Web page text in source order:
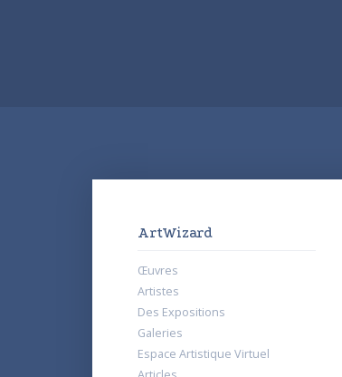
ArtWizard
Œuvres
Artistes
Des Expositions
Galeries
Espace Artistique Virtuel